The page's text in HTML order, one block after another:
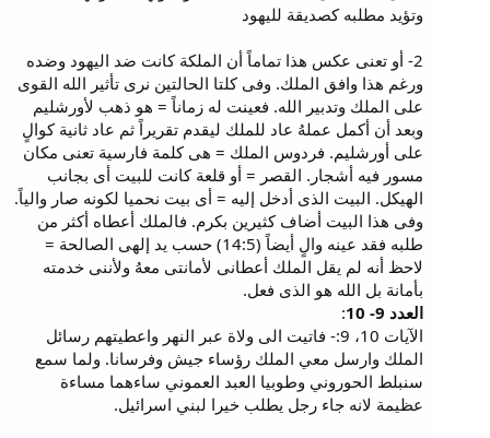
وتؤيد مطلبه كصديقة لليهود
2- أو تعنى عكس هذا تماماً أن الملكة كانت ضد اليهود وضده
ورغم هذا وافق الملك. وفى كلتا الحالتين نرى تأثير الله القوى
على الملك وتدبير الله. فعينت له زماناً = هو ذهب لأورشليم
وبعد أن أكمل عملهُ عاد للملك ليقدم تقريراً ثم عاد ثانية كوالٍ
على أورشليم. فردوس الملك = هى كلمة فارسية تعنى مكان
مسور فيه أشجار. القصر = أو قلعة كانت للبيت أى بجانب
الهيكل. البيت الذى أدخل إليه = أى بيت نحميا لكونه صار والياً.
وفى هذا البيت أضاف كثيرين بكرم. فالملك أعطاه أكثر من
طلبه فقد عينه والٍ أيضاً (14:5) حسب يد إلهى الصالحة =
لاحظ أنه لم يقل الملك أعطانى لأمانتى معهُ ولأننى خدمته
بأمانة بل الله هو الذى فعل.
العدد 9- 10
:
الآيات 10، 9:- فاتيت الى ولاة عبر النهر واعطيتهم رسائل
الملك وارسل معي الملك رؤساء جيش وفرسانا. ولما سمع
سنبلط الحوروني وطوبيا العبد العموني ساءهما مساءة
عظيمة لانه جاء رجل يطلب خيرا لبني اسرائيل.